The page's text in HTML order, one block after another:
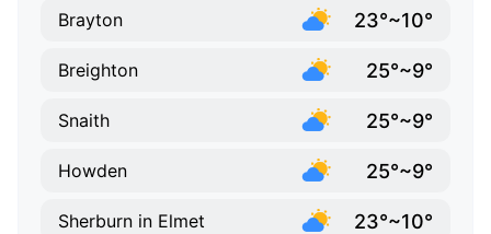
Brayton 23°~10°
Breighton 25°~9°
Snaith 25°~9°
Howden 25°~9°
Sherburn in Elmet 23°~10°